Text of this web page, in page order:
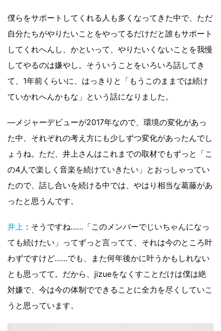
僕らをサポートしてくれる人も多くなってきた中で、ただ
自分たちがやりたいことをやってるだけだと誰もサポート
してくれへんし、かといって、やりたいくないことを我慢
してやるのは嫌やし。そういうことをいろいろ話してき
て、1年前くらいに、はっきりと「もうこのままでは続け
ていかれへんかもな」という話になりました。
―メジャーデビューが2017年なので、環境の変化があっ
た中、それぞれの考え方にも少しずつ変化があったんでし
ょうね。ただ、井上さんはこれまでの取材でもずっと「こ
の4人で楽しく音楽を続けていきたい」とおっしゃってい
たので、話し合いを続ける中では、やはり相当な葛藤があ
ったと思うんです。
井上 ：そうですね……「このメンバーでじいちゃんになっ
ても続けたい」ってずっと言ってて、それは今のところ叶
わずですけど……でも、また何年後かに叶うかもしれない
とも思ってて。だから、jizueをなくすことだけは僕は絶
対嫌で、今は今の体制でできることに全力を尽くしていこ
うと思っています。